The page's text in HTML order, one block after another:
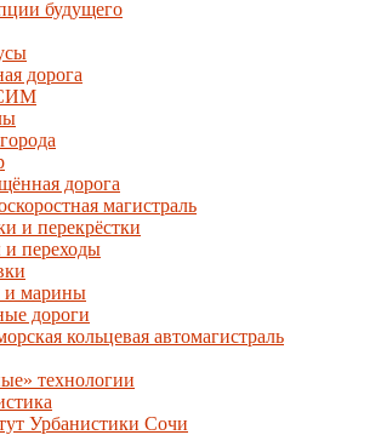
будущего
дорога
дорога
магистраль
и перекрёстки
переходы
марины
дороги
кольцевая автомагистраль
технологии
Урбанистики Сочи